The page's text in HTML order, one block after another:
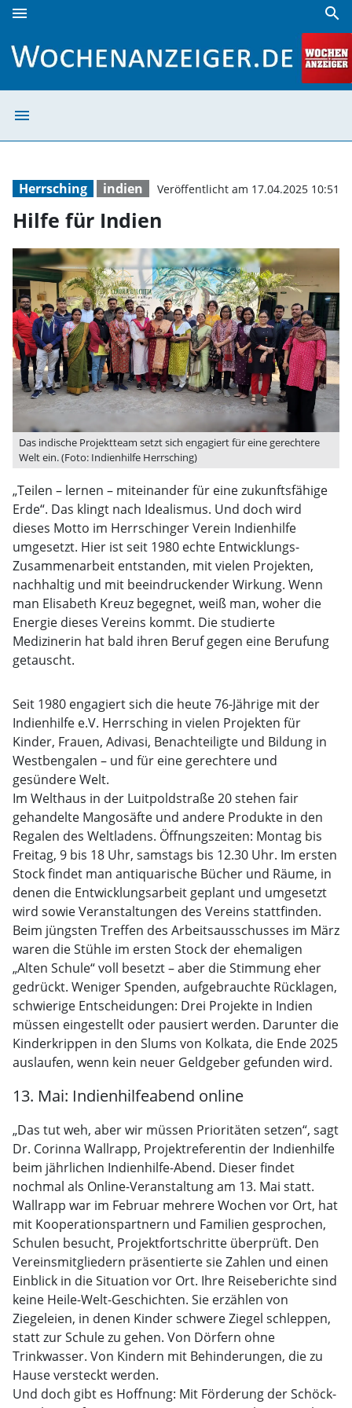
menu search
menu
Herrsching indien Veröffentlicht am 17.04.2025 10:51
Hilfe für Indien
Das indische Projektteam setzt sich engagiert für eine gerechtere
Welt ein. (Foto: Indienhilfe Herrsching)
„Teilen – lernen – miteinander für eine zukunftsfähige
Erde“. Das klingt nach Idealismus. Und doch wird
dieses Motto im Herrschinger Verein Indienhilfe
umgesetzt. Hier ist seit 1980 echte Entwicklungs-
Zusammenarbeit entstanden, mit vielen Projekten,
nachhaltig und mit beeindruckender Wirkung. Wenn
man Elisabeth Kreuz begegnet, weiß man, woher die
Energie dieses Vereins kommt. Die studierte
Medizinerin hat bald ihren Beruf gegen eine Berufung
getauscht.
Seit 1980 engagiert sich die heute 76-Jährige mit der
Indienhilfe e.V. Herrsching in vielen Projekten für
Kinder, Frauen, Adivasi, Benachteiligte und Bildung in
Westbengalen – und für eine gerechtere und
gesündere Welt.
Im Welthaus in der Luitpoldstraße 20 stehen fair
gehandelte Mangosäfte und andere Produkte in den
Regalen des Weltladens. Öffnungszeiten: Montag bis
Freitag, 9 bis 18 Uhr, samstags bis 12.30 Uhr. Im ersten
Stock findet man antiquarische Bücher und Räume, in
denen die Entwicklungsarbeit geplant und umgesetzt
wird sowie Veranstaltungen des Vereins stattfinden.
Beim jüngsten Treffen des Arbeitsausschusses im März
waren die Stühle im ersten Stock der ehemaligen
„Alten Schule“ voll besetzt – aber die Stimmung eher
gedrückt. Weniger Spenden, aufgebrauchte Rücklagen,
schwierige Entscheidungen: Drei Projekte in Indien
müssen eingestellt oder pausiert werden. Darunter die
Kinderkrippen in den Slums von Kolkata, die Ende 2025
auslaufen, wenn kein neuer Geldgeber gefunden wird.
13. Mai: Indienhilfeabend online
„Das tut weh, aber wir müssen Prioritäten setzen“, sagt
Dr. Corinna Wallrapp, Projektreferentin der Indienhilfe
beim jährlichen Indienhilfe-Abend. Dieser findet
nochmal als Online-Veranstaltung am 13. Mai statt.
Wallrapp war im Februar mehrere Wochen vor Ort, hat
mit Kooperationspartnern und Familien gesprochen,
Schulen besucht, Projektfortschritte überprüft. Den
Vereinsmitgliedern präsentierte sie Zahlen und einen
Einblick in die Situation vor Ort. Ihre Reiseberichte sind
keine Heile-Welt-Geschichten. Sie erzählen von
Ziegeleien, in denen Kinder schwere Ziegel schleppen,
statt zur Schule zu gehen. Von Dörfern ohne
Trinkwasser. Von Kindern mit Behinderungen, die zu
Hause versteckt werden.
Und doch gibt es Hoffnung: Mit Förderung der Schöck-